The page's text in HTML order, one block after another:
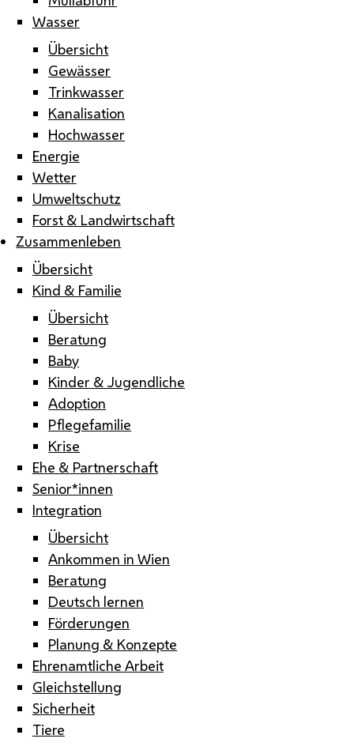
Wasser
Übersicht
Gewässer
Trinkwasser
Kanalisation
Hochwasser
Energie
Wetter
Umweltschutz
Forst & Landwirtschaft
Zusammenleben
Übersicht
Kind & Familie
Übersicht
Beratung
Baby
Kinder & Jugendliche
Adoption
Pflegefamilie
Krise
Ehe & Partnerschaft
Senior*innen
Integration
Übersicht
Ankommen in Wien
Beratung
Deutsch lernen
Förderungen
Planung & Konzepte
Ehrenamtliche Arbeit
Gleichstellung
Sicherheit
Tiere